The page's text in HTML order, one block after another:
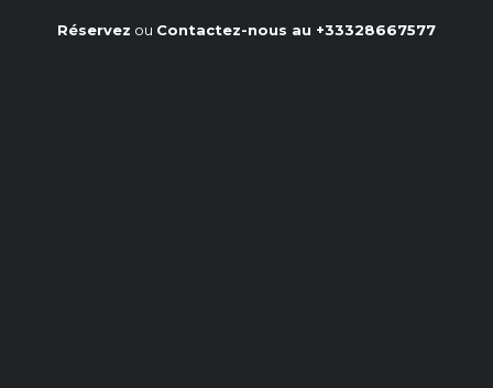
Réservez ou Contactez-nous au +33328667577